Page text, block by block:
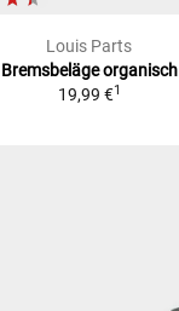
Louis Parts
Bremsbeläge organisch
19,99 €1